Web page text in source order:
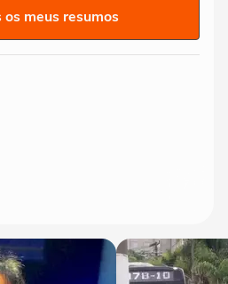
os meus resumos